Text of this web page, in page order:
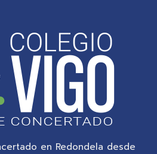
en Redondela desde